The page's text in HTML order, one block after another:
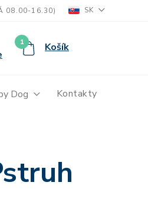
08.00-16.30) SK
Košík
1
Dog Kontakty